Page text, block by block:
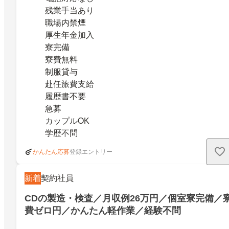
残業手当あり
職場内禁煙
厚生年金加入
寮完備
寮費無料
制服貸与
赴任旅費支給
履歴書不要
急募
カップルOK
学歴不問
かんたん応募登録エントリー
新着契約社員
CDの製造・検査／月収例26万円／個室寮完備／
費ゼロ円／かんたん軽作業／経験不問